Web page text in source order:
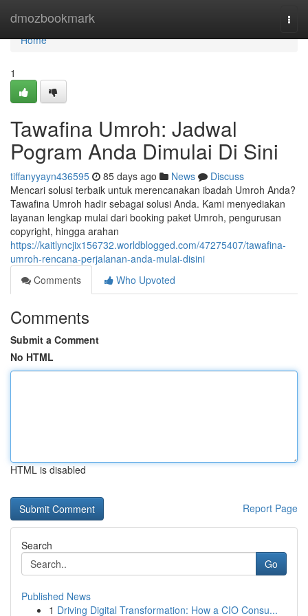
dmozbookmark
Home
Home
1
Tawafina Umroh: Jadwal
Pogram Anda Dimulai Di Sini
tiffanyyayn436595 85 days ago News
Discuss
Mencari solusi terbaik untuk merencanakan ibadah Umroh Anda?
Tawafina Umroh hadir sebagai solusi Anda. Kami menyediakan
layanan lengkap mulai dari booking paket Umroh, pengurusan
copyright, hingga arahan
https://kaitlyncjix156732.worldblogged.com/47275407/tawafina-
umroh-rencana-perjalanan-anda-mulai-disini
Comments
Who Upvoted
Comments
Submit a Comment
No HTML
HTML is disabled
Report Page
Search
Go
Published News
1 Driving Digital Transformation: How a CIO Consu...